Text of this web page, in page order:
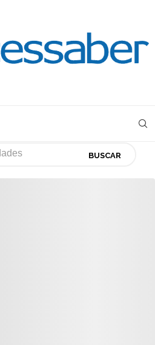
BUSCAR